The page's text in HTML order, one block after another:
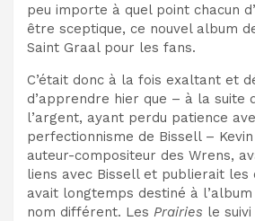
peu importe à quel point chacun
être sceptique, ce nouvel album
Saint Graal pour les fans.
C’était donc à la fois exaltant et
d’apprendre hier que – à la suite
l’argent, ayant perdu patience
perfectionnisme de Bissell –
auteur-compositeur des Wrens,
liens avec Bissell et publierait les
avait longtemps destiné à l’album
nom différent. Les Prairies le